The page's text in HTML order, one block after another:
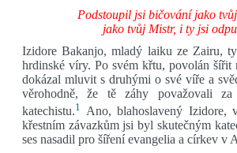
Podstoupil jsi bičování jako
jako tvůj Mistr, i ty jsi
Izidore Bakanjo, mladý laiku ze Zairu,
hrdinské víry. Po svém křtu, povolán šířit
dokázal mluvit s druhými o své víře a
věrohodně, že tě záhy považovali za
katechistu.1
Ano, blahoslavený Izidore,
křestním závazkům jsi byl skutečným
ses nasadil pro šíření evangelia a církev v